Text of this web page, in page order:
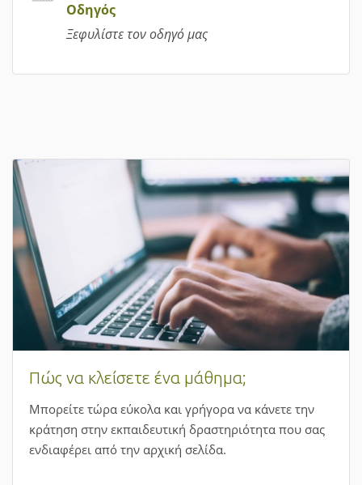
Οδηγός
Ξεφυλίστε τον οδηγό μας
Πώς να κλείσετε ένα μάθημα;
Μπορείτε τώρα εύκολα και γρήγορα να κάνετε την
κράτηση στην εκπαιδευτική δραστηριότητα που σας
ενδιαφέρει από την αρχική σελίδα.